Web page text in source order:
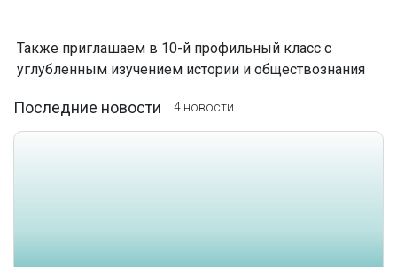
Также приглашаем в 10-й профильный класс с
углубленным изучением истории и обществознания
Последние новости 4 новости